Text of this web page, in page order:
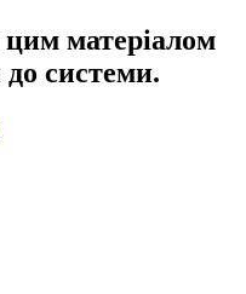
матеріалом
до системи.